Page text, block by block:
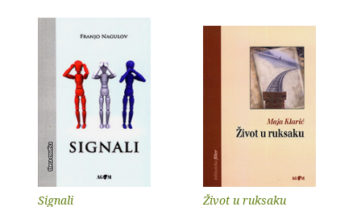
Signali Život u ruksaku